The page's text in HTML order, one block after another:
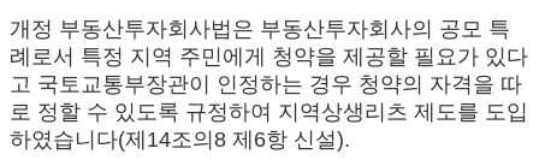
개정 부동산투자회사법은 부동산투자회사의 공모 특
례로서 특정 지역 주민에게 청약을 제공할 필요가 있다
고 국토교통부장관이 인정하는 경우 청약의 자격을 따
로 정할 수 있도록 규정하여 지역상생리츠 제도를 도입
하였습니다(제14조의8 제6항 신설).